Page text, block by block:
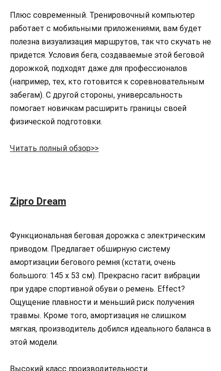
Плюс современный. Тренировочный компьютер
работает с мобильными приложениями, вам будет
полезна визуализация маршрутов, так что скучать не
придется. Условия бега, создаваемые этой беговой
дорожкой, подходят даже для профессионалов
(например, тех, кто готовится к соревновательным
забегам). С другой стороны, универсальность
помогает новичкам расширить границы своей
физической подготовки.
Читать полный обзор>>
Zipro Dream
Функциональная беговая дорожка с электрическим
приводом. Предлагает обширную систему
амортизации бегового ремня (кстати, очень
большого: 145 x 53 см). Прекрасно гасит вибрации
при ударе спортивной обуви о ремень. Effect?
Ощущение плавности и меньший риск получения
травмы. Кроме того, амортизация не слишком
мягкая, производитель добился идеального баланса в
этой модели.
Высокий класс производительности